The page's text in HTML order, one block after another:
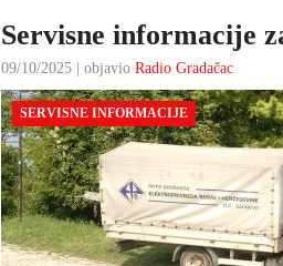
Servisne informacije
09/10/2025 | objavio Radio Gradačac
SERVISNE INFORMACIJE